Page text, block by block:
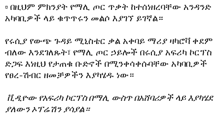
▫ በዚህም ምክንያት የማሊ ጦር ጥቃት ከተሰነዘረባቸው አንዳንድ
አካባቢዎች ላይ ቁጥጥሩን መልሶ እያገኘ ይገኛል።
​የሩሲያ የውጭ ጉዳይ ሚኒስቴር ቃል አቀባይ ማሪያ ዛካሮቫ ቀደም
ብለው እንደገለጹት፣ የማሊ ጦር ኃይሎች በሩሲያ አፍሪካ ኮርፕስ
ድጋፍ እነዚህ የታጠቁ ቡድኖች በሚንቀሳቀሱባቸው አካባቢዎች
የፀረ-ሽብር ዘመቻዎችን እያካሄዱ ነው።
ቪዲዮው የአፍሪካ ኮርፕስ በማሊ ውስጥ በአሸባሪዎች ላይ እያካሄደ
ያለውን ኦፕሬሽን ያሳያል።